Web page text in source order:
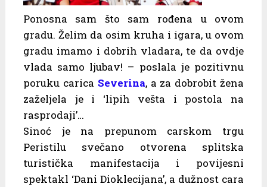
Ponosna sam što sam rođena u ovom
gradu. Želim da osim kruha i igara, u ovom
gradu imamo i dobrih vladara, te da ovdje
vlada samo ljubav! – poslala je pozitivnu
poruku carica Severina, a za dobrobit žena
zaželjela je i ‘lipih vešta i postola na
rasprodaji’…
Sinoć je na prepunom carskom trgu
Peristilu svečano otvorena splitska
turistička manifestacija i povijesni
spektakl ‘Dani Dioklecijana’, a dužnost cara